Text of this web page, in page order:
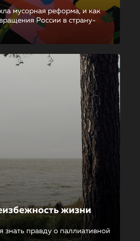
мусорная реформа, и как
России в страну-
жизни
знать правду о паллиативной